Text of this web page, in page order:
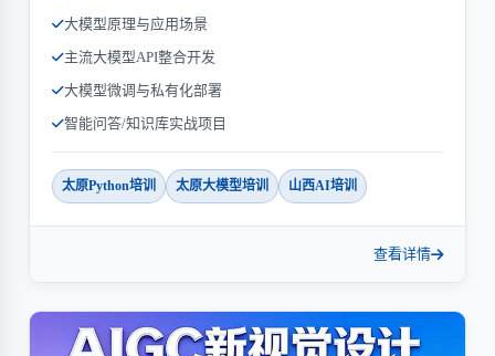
大模型原理与应用场景
主流大模型API整合开发
大模型微调与私有化部署
智能问答/知识库实战项目
太原Python培训 太原大模型培训 山西AI培训
查看详情